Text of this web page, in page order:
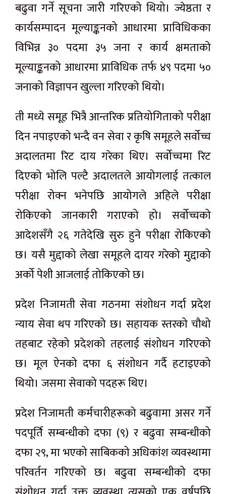
बढुवा गर्ने सूचना जारी गरिएको थियो। ज्येष्ठता र
कार्यसम्पादन मूल्याङ्कनको आधारमा प्राविधिकका
विभिन्न ३० पदमा ३५ जना र कार्य क्षमताको
मूल्याङ्कनको आधारमा प्राविधिक तर्फ ४९ पदमा ५०
जनाको विज्ञापन खुल्ला गरिएको थियो।
ती मध्ये समूह भित्रै आन्तरिक प्रतियोगिताको परीक्षा
दिन नपाइएको भन्दै वन सेवा र कृषि समूहले सर्वोच्च
अदालतमा रिट दाय गरेका थिए। सर्वोच्चमा रिट
दिएको भोलि पल्टै अदालतले आयोगलाई तत्काल
परीक्षा रोक्न भनेपछि आयोगले अहिले परीक्षा
रोकिएको जानकारी गराएको हो। सर्वोच्चको
आदेशसँगै २६ गतेदेखि सुरु हुने परीक्षा रोकिएको
छ। यसै मुद्दाको लेखा समूहले दायर गरेको मुद्दाको
अर्को पेशी आजलाई तोकिएको छ।
प्रदेश निजामती सेवा गठनमा संशोधन गर्दा प्रदेश
न्याय सेवा थप गरिएको छ। सहायक स्तरको चौथो
तहबाट रहेको प्रदेशको तहलाई संशोधन गरिएको
छ। मूल ऐनको दफा ६ संशोधन गर्दै हटाइएको
थियो। जसमा सेवाको पदहरू थिए।
प्रदेश निजामती कर्मचारीहरूको बढुवामा असर गर्ने
पदपूर्ति सम्बन्धीको दफा (९) र बढुवा सम्बन्धीको
दफा २९, मा भएको साबिकको अधिकांश व्यवस्थामा
परिवर्तन गरिएको छ। बढुवा सम्बन्धीको दफा